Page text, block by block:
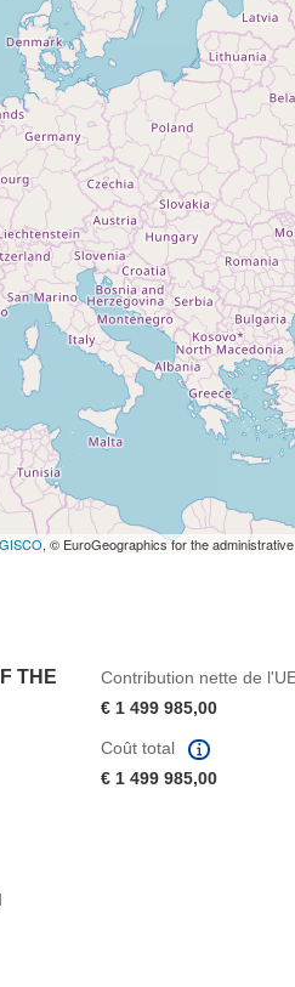
, © EuroGeographics for the
THE
Contribution nette de
€ 1 499 985,00
Coût total
€ 1 499 985,00